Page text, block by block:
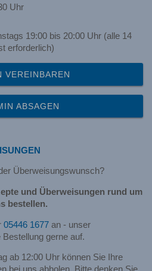
Uhr
19:00 bis 20:00 Uhr (alle 14
erforderlich)
VEREINBAREN
ABSAGEN
Überweisungswunsch?
und Überweisungen rund um
bestellen.
05446 1677 an - unser
gerne auf.
ab 12:00 Uhr können Sie Ihre